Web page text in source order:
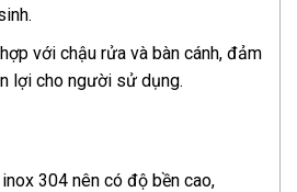
với chậu rửa và bàn cánh, đảm
lợi cho người sử dụng.
304 nên có độ bền cao,